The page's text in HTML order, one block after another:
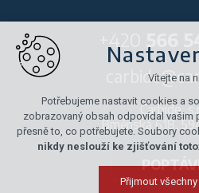
Carbide,
Brněnská 618,
Vítejte na
Potřebujeme nastavit cookies a
zobrazovaný obsah odpovídal vašim
přesně to, co potřebujete. Soubory
nikdy neslouží ke zjišťování
Přijmout